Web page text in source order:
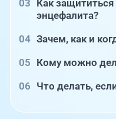
Как
энцефалита?
Зачем, как и
Кому можно
Что делать,